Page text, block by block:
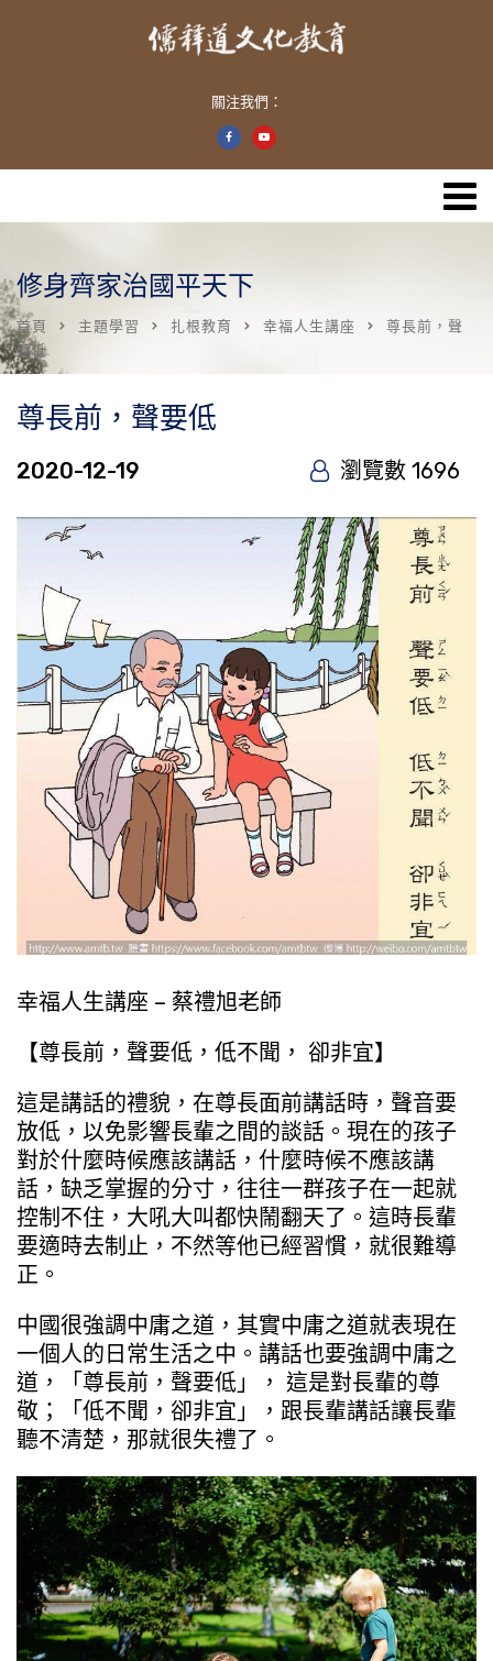
關注我們：
修身齊家治國平天下
首頁 主題學習 扎根教育 幸福人生講座
尊長前，聲
要低
尊長前，聲要低
2020-12-19 瀏覽數 1696
幸福人生講座 – 蔡禮旭老師
【尊長前，聲要低，低不聞， 卻非宜】
這是講話的禮貌，在尊長面前講話時，聲音要
放低，以免影響長輩之間的談話。現在的孩子
對於什麼時候應該講話，什麼時候不應該講
話，缺乏掌握的分寸，往往一群孩子在一起就
控制不住，大吼大叫都快鬧翻天了。這時長輩
要適時去制止，不然等他已經習慣，就很難導
正。
中國很強調中庸之道，其實中庸之道就表現在
一個人的日常生活之中。講話也要強調中庸之
道，「尊長前，聲要低」， 這是對長輩的尊
敬；「低不聞，卻非宜」，跟長輩講話讓長輩
聽不清楚，那就很失禮了。